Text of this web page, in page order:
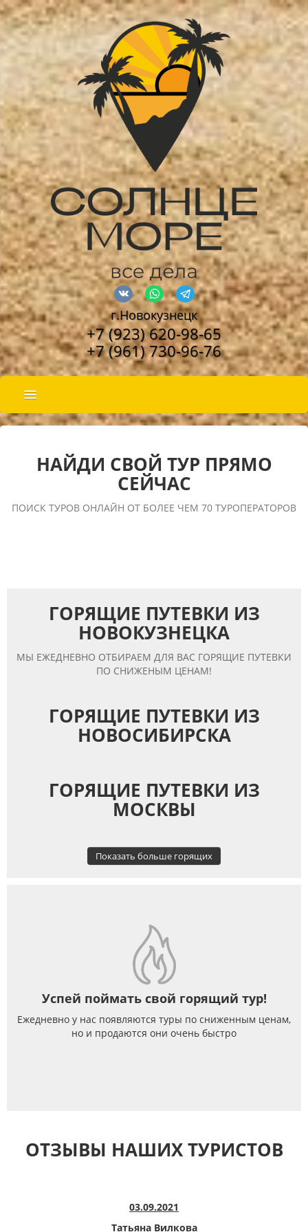
г.Новокузнецк
+7 (923) 620-98-65
+7 (961) 730-96-76
ПОДБОР ТУРА
ТУРЫ ПО РОССИИ
НАШИ УСЛУГИ
НАЙДИ СВОЙ ТУР ПРЯМО
СЕЙЧАС
ПОИСК ТУРОВ ОНЛАЙН ОТ БОЛЕЕ ЧЕМ 70 ТУРОПЕРАТОРОВ
ГОРЯЩИЕ ПУТЕВКИ ИЗ
НОВОКУЗНЕЦКА
МЫ ЕЖЕДНЕВНО ОТБИРАЕМ ДЛЯ ВАС ГОРЯЩИЕ ПУТЕВКИ
ПО СНИЖЕНЫМ ЦЕНАМ!
ГОРЯЩИЕ ПУТЕВКИ ИЗ
НОВОСИБИРСКА
ГОРЯЩИЕ ПУТЕВКИ ИЗ
МОСКВЫ
Показать больше горящих
Успей поймать свой горящий тур!
Ежедневно у нас появляются туры по сниженным ценам,
но и продаются они очень быстро
ОТЗЫВЫ НАШИХ ТУРИСТОВ
03.09.2021
Татьяна Вилкова